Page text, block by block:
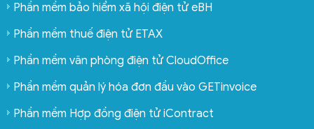
Phần mềm bảo hiểm xã hội điện tử eBH
Phần mềm thuế điện tử ETAX
Phần mềm văn phòng điện tử CloudOffice
Phần mềm quản lý hóa đơn đầu vào GETinvoice
Phần mềm Hợp đồng điện tử iContract